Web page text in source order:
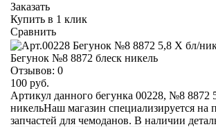
Заказать
Купить в 1 клик
Сравнить
Бегунок №8 8872 блеск никель
Отзывов: 0
100 руб.
Артикул данного бегунка 00228, №8 8872
никельНаш магазин специализируется на
запчастей для чемоданов. В наличии